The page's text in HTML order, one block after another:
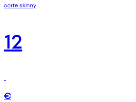
corte skinny
12
€